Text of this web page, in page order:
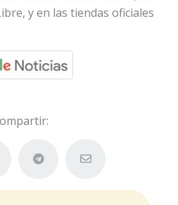
y en las tiendas oficiales